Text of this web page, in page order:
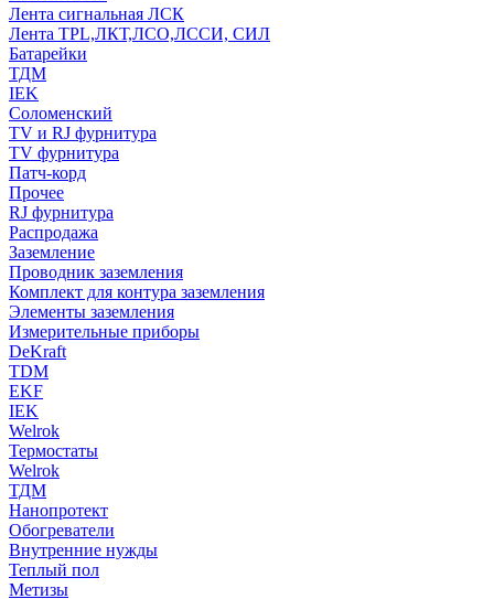
Лента сигнальная ЛСК
Лента TPL,ЛКТ,ЛСО,ЛССИ, СИЛ
Батарейки
ТДМ
IEK
Соломенский
TV и RJ фурнитура
TV фурнитура
Патч-корд
Прочее
RJ фурнитура
Распродажа
Заземление
Проводник заземления
Комплект для контура заземления
Элементы заземления
Измерительные приборы
DeKraft
TDM
EKF
IEK
Welrok
Термостаты
Welrok
ТДМ
Нанопротект
Обогреватели
Внутренние нужды
Теплый пол
Метизы